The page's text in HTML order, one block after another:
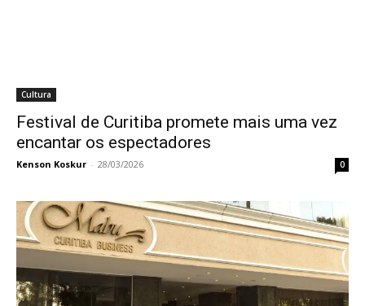
Cultura
Festival de Curitiba promete mais uma vez
encantar os espectadores
Kenson Koskur - 28/03/2026 0